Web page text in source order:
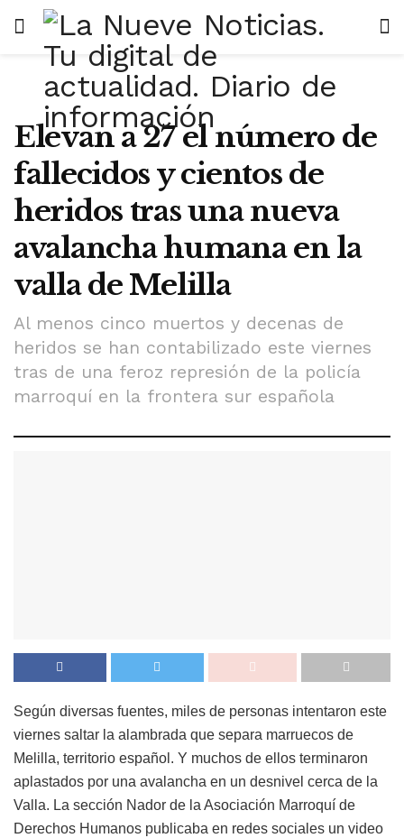
Elevan a 27 el número de
fallecidos y cientos de
heridos tras una nueva
avalancha humana en la
valla de Melilla
Al menos cinco muertos y decenas de
heridos se han contabilizado este viernes
tras de una feroz represión de la policía
marroquí en la frontera sur española
Según diversas fuentes, miles de personas intentaron este
viernes saltar la alambrada que separa marruecos de
Melilla, territorio español. Y muchos de ellos terminaron
aplastados por una avalancha en un desnivel cerca de la
Valla. La sección Nador de la Asociación Marroquí de
Derechos Humanos publicaba en redes sociales un video